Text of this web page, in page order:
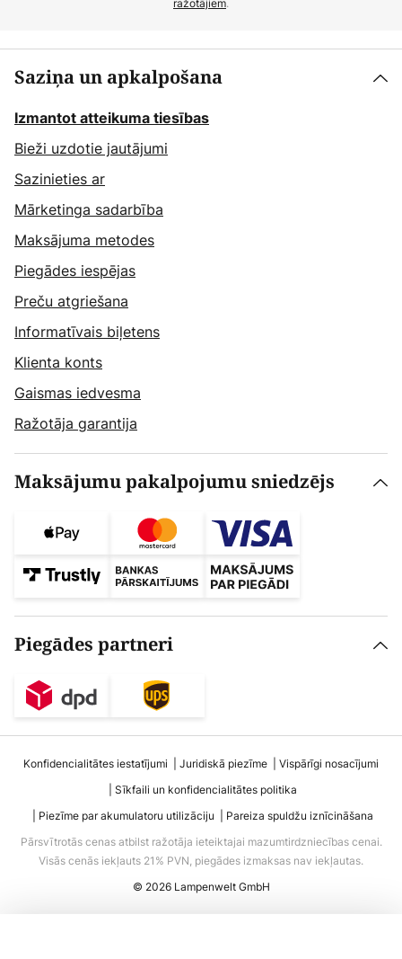
ražotājiem.
Saziņa un apkalpošana
Izmantot atteikuma tiesības
Bieži uzdotie jautājumi
Sazinieties ar
Mārketinga sadarbība
Maksājuma metodes
Piegādes iespējas
Preču atgriešana
Informatīvais biļetens
Klienta konts
Gaismas iedvesma
Ražotāja garantija
Maksājumu pakalpojumu sniedzējs
Piegādes partneri
Konfidencialitātes iestatījumi Juridiskā piezīme
Vispārīgi nosacījumi
Sīkfaili un konfidencialitātes politika
Piezīme par akumulatoru utilizāciju
Pareiza spuldžu iznīcināšana
Pārsvītrotās cenas atbilst ražotāja ieteiktajai mazumtirdzniecības cenai.
Visās cenās iekļauts 21% PVN, piegādes izmaksas nav iekļautas.
© 2026 Lampenwelt GmbH